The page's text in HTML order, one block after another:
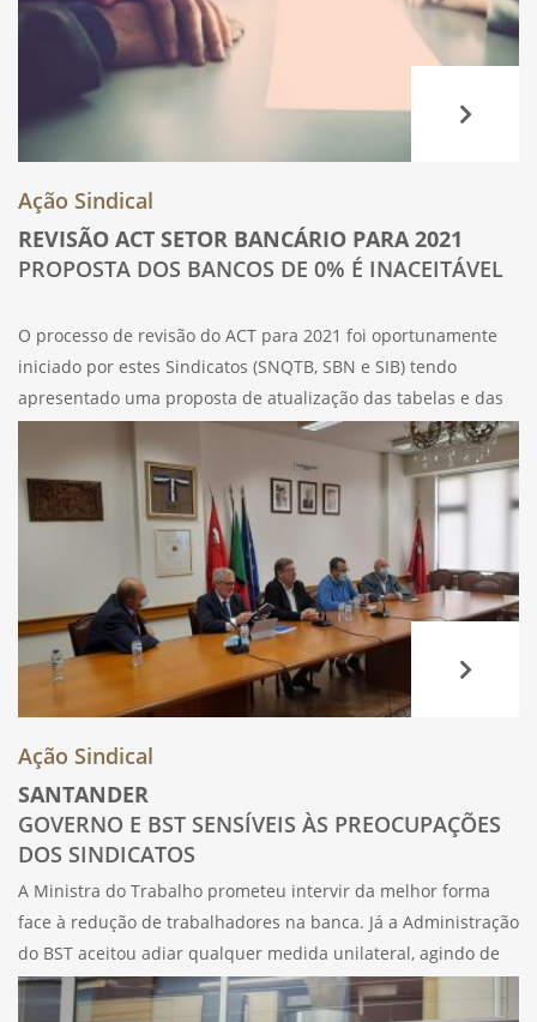
Ação Sindical
REVISÃO ACT SETOR BANCÁRIO PARA 2021
PROPOSTA DOS BANCOS DE 0% É INACEITÁVEL
O processo de revisão do ACT para 2021 foi oportunamente
iniciado por estes Sindicatos (SNQTB, SBN e SIB) tendo
apresentado uma proposta de atualização das tabelas e das
cláusulas de expressão pecuniária. A essa proposta, o GNIC –
Grupo Negociador
Ação Sindical
SANTANDER
GOVERNO E BST SENSÍVEIS ÀS PREOCUPAÇÕES
DOS SINDICATOS
A Ministra do Trabalho prometeu intervir da melhor forma
face à redução de trabalhadores na banca. Já a Administração
do BST aceitou adiar qualquer medida unilateral, agindo de
acordo com as propostas do Mais, SBC e SBN. As medidas de